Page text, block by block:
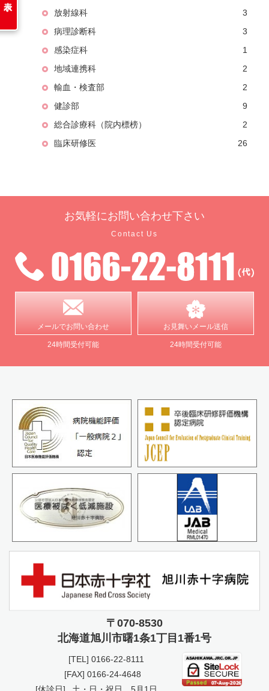
放射線科
3
病理診断科
3
感染症科
1
地域連携科
2
輸血・検査部
2
健診部
9
総合診療科（院内標榜）
2
臨床研修医
26
お気軽にお問い合わせ下さい
Contact Us
メールでお問い合わせ
24時間受付可能
お見舞いメール送信
24時間受付可能
〒070-8530
北海道旭川市曙1条1丁目1番1号
[TEL] 0166-22-8111
[FAX] 0166-24-4648
[休診日]
土・日・祝日、5月1日、